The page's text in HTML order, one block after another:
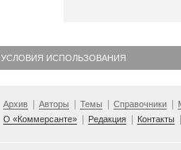
УСЛОВИЯ ИСПОЛЬЗОВАНИЯ
Архив Авторы Темы Справочники
О «Коммерсанте»
Редакция Контакты